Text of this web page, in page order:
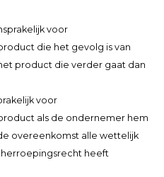
voor
die het gevolg is van
product die verder gaat dan
voor
als de ondernemer hem
overeenkomst alle wettelijk
heeft